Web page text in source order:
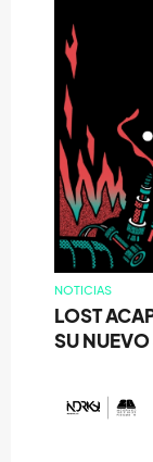
NOTICIAS
LOST
SU